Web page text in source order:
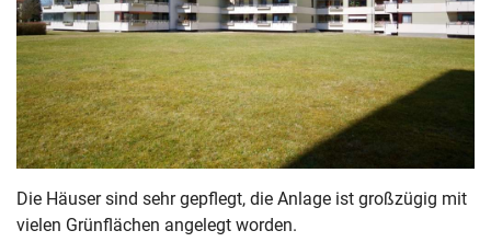
Die Häuser sind sehr gepflegt, die Anlage ist großzügig mit
vielen Grünflächen angelegt worden.